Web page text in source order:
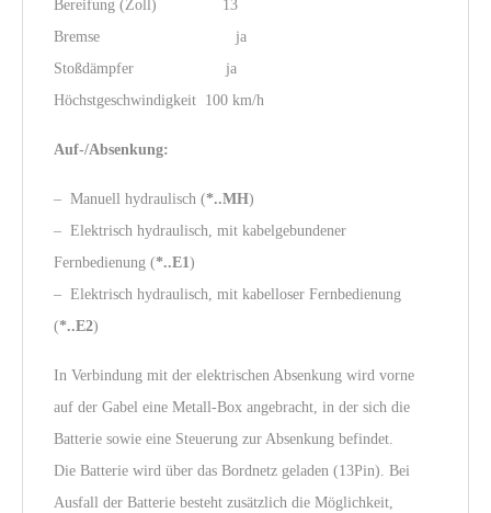
Bereifung (Zoll) 13
Bremse ja
Stoßdämpfer ja
Höchstgeschwindigkeit 100 km/h
Auf-/Absenkung:
– Manuell hydraulisch (*..MH)
– Elektrisch hydraulisch, mit kabelgebundener
Fernbedienung (*..E1)
– Elektrisch hydraulisch, mit kabelloser Fernbedienung
(*..E2)
In Verbindung mit der elektrischen Absenkung wird vorne
auf der Gabel eine Metall-Box angebracht, in der sich die
Batterie sowie eine Steuerung zur Absenkung befindet.
Die Batterie wird über das Bordnetz geladen (13Pin). Bei
Ausfall der Batterie besteht zusätzlich die Möglichkeit,